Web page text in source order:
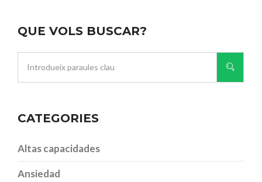
QUE VOLS BUSCAR?
CATEGORIES
Altas capacidades
Ansiedad